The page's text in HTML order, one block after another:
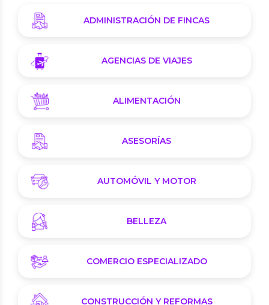
ADMINISTRACIÓN DE FINCAS
AGENCIAS DE VIAJES
ALIMENTACIÓN
ASESORÍAS
AUTOMÓVIL Y MOTOR
BELLEZA
COMERCIO ESPECIALIZADO
CONSTRUCCIÓN Y REFORMAS